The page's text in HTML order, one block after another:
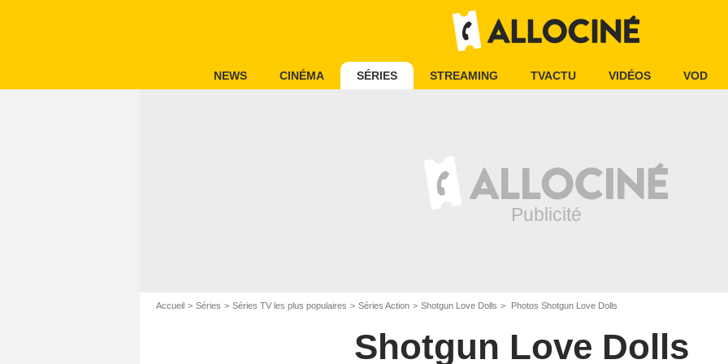
NEWS CINÉMA SÉRIES STREAMING TVACTU VIDÉOS VOD
Accueil Séries Séries TV les plus populaires Séries Action Shotgun Love Dolls Photos Shotgun Love Dolls
Shotgun Love Dolls